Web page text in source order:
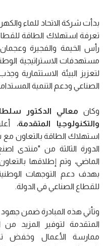
بدأت شركة الاتحاد للماء
تعرفة استهلاك الطاقة
رأس الخيمة والفجيرة
مستهدفات الاستراتيجية
لتعزيز البيئة الاستثمارية
الصناعي ودعم التنمية
وكان معالي الدكتور
والتكنولوجيا المتقدمة،
استهلاك الطاقة بالتعاون مع
الدورة الثالثة من "منتدى
الماضي، وتم إطلاقها بالتعاون
بهدف دعم التوجهات
للقطاع الصناعي في الدولة.
وتأتي هذه المبادرة ضمن جهود
المتقدمة لتوفير المزيد من
ممارسة الأعمال وخفض